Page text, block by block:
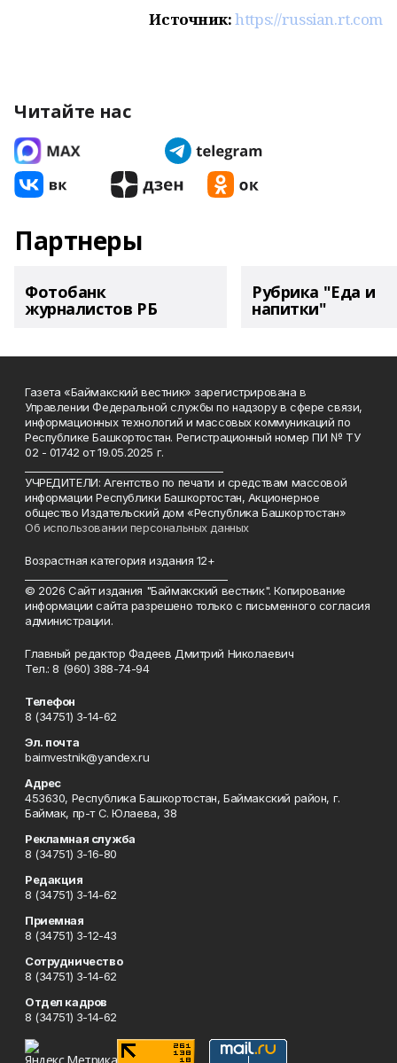
Источник:https://russian.rt.com
Читайте нас
Партнеры
Фотобанк
журналистов РБ
Рубрика "Еда и
напитки"
Газета «Баймакский вестник» зарегистрирована в
Управлении Федеральной службы по надзору в сфере связи,
информационных технологий и массовых коммуникаций по
Республике Башкортостан. Регистрационный номер ПИ № ТУ
02 - 01742 от 19.05.2025 г.
УЧРЕДИТЕЛИ: Агентство по печати и средствам массовой
информации Республики Башкортостан, Акционерное
общество Издательский дом «Республика Башкортостан»
Об использовании персональных данных
Возрастная категория издания 12+
© 2026 Сайт издания "Баймакский вестник". Копирование
информации сайта разрешено только с письменного согласия
администрации.
Главный редактор Фадеев Дмитрий Николаевич
Тел.: 8 (960) 388-74-94
Телефон
8 (34751) 3-14-62
Эл. почта
baimvestnik@yandex.ru
Адрес
453630, Республика Башкортостан, Баймакский район, г.
Баймак, пр-т С. Юлаева, 38
Рекламная служба
8 (34751) 3-16-80
Редакция
8 (34751) 3-14-62
Приемная
8 (34751) 3-12-43
Сотрудничество
8 (34751) 3-14-62
Отдел кадров
8 (34751) 3-14-62